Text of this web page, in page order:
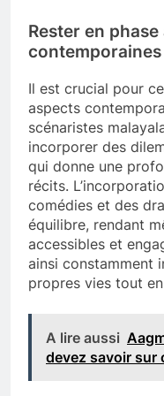
Rester en
contemporaines
Il est crucial pour
aspects
scénaristes
incorporer des
qui donne une
récits.
comédies et des
équilibre, rendant
accessibles et
ainsi constamment
propres vies tout
A lire aussi
devez savoir sur